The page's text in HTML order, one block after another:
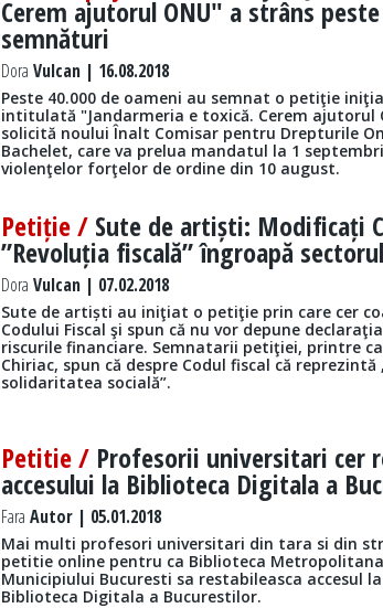
Cerem ajutorul ONU" a strâns
semnături
Dora Vulcan | 16.08.2018
Peste 40.000 de oameni au semnat o petiţie
intitulată "Jandarmeria e toxică. Cerem ajutorul
solicită noului Înalt Comisar pentru Drepturile
Bachelet, care va prelua mandatul la 1
violenţelor forţelor de ordine din 10 august.
Petiție / Sute de artiști: Modificați
”Revoluția fiscală” îngroapă
Dora Vulcan | 07.02.2018
Sute de artiști au iniţiat o petiţie prin care cer
Codului Fiscal şi spun că nu vor depune
riscurile financiare. Semnatarii petiţiei, printre
Chiriac, spun că despre Codul fiscal că
solidaritatea socială”.
Petitie / Profesorii universitari cer
accesului la Biblioteca Digitala a
Fara Autor | 05.01.2018
Mai multi profesori universitari din tara si din
petitie online pentru ca Biblioteca
Municipiului Bucuresti sa restabileasca accesul
Biblioteca Digitala a Bucurestilor.